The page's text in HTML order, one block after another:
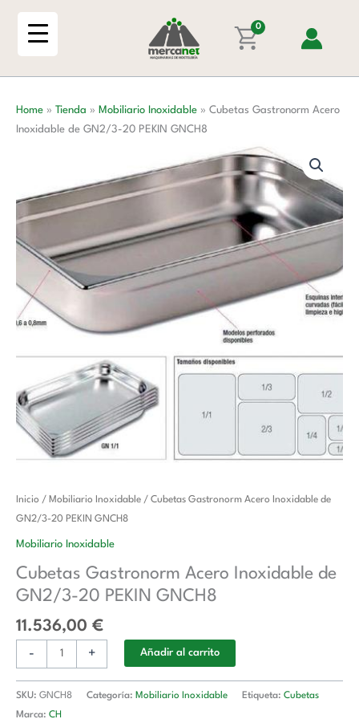
0
Home » Tienda » Mobiliario Inoxidable » Cubetas Gastronorm Acero
Inoxidable de GN2/3-20 PEKIN GNCH8
Inicio / Mobiliario Inoxidable / Cubetas Gastronorm Acero Inoxidable de
GN2/3-20 PEKIN GNCH8
Mobiliario Inoxidable
Cubetas Gastronorm Acero Inoxidable de
GN2/3-20 PEKIN GNCH8
11.536,00 €
-
Cubetas
Gastronorm
Acero
de
GN2/3-
PEKIN
GNCH8
cantidad
+ Añadir al carrito
SKU: GNCH8 Categoría: Mobiliario Inoxidable Etiqueta: Cubetas
Marca: CH
GN2/3-
20
GNCH8
cantidad